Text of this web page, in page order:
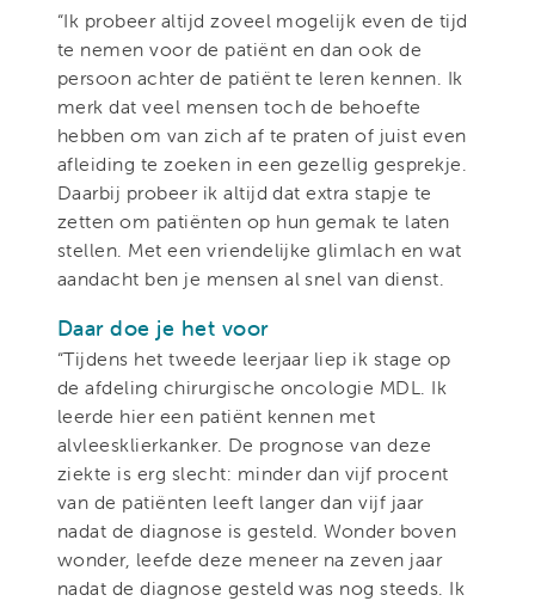
“Ik probeer altijd zoveel mogelijk even de tijd
te nemen voor de patiënt en dan ook de
persoon achter de patiënt te leren kennen. Ik
merk dat veel mensen toch de behoefte
hebben om van zich af te praten of juist even
afleiding te zoeken in een gezellig gesprekje.
Daarbij probeer ik altijd dat extra stapje te
zetten om patiënten op hun gemak te laten
stellen. Met een vriendelijke glimlach en wat
aandacht ben je mensen al snel van dienst.
Daar doe je het voor
“Tijdens het tweede leerjaar liep ik stage op
de afdeling chirurgische oncologie MDL. Ik
leerde hier een patiënt kennen met
alvleesklierkanker. De prognose van deze
ziekte is erg slecht: minder dan vijf procent
van de patiënten leeft langer dan vijf jaar
nadat de diagnose is gesteld. Wonder boven
wonder, leefde deze meneer na zeven jaar
nadat de diagnose gesteld was nog steeds. Ik